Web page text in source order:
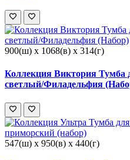
900(ш) x 1068(в) x 314(г)
Коллекция Виктория
светлый/Филадельфия
547(ш) x 950(в) x 440(г)